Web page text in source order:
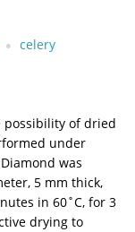
celery
possibility of dried
under
was
5 mm thick,
in 60˚C, for 3
drying to